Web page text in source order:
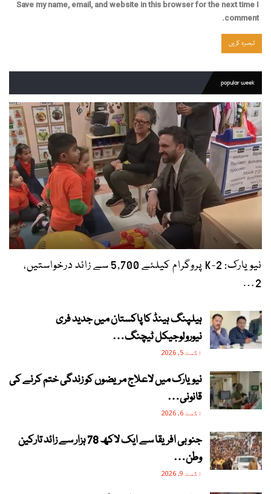
Save my name, email, and website in this browser for the next time I
comment.
popular week
نیویارک: 2-K پروگرام کیلئے 5,700 سے زائد درخواستیں،
2…
ہیلپنگ ہینڈ کا پاکستان میں جدید فری
نیورولوجیکل ٹیچنگ…
اگست 5, 2026
نیویارک میں لاعلاج مریضوں کو زندگی ختم کرنے کی
قانونی…
اگست 6, 2026
جنوبی افریقا سے ایک لاکھ 78 ہزار سے زائد تارکین
وطن…
اگست 9, 2026